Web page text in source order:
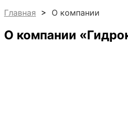
Главная > О компании
О компании